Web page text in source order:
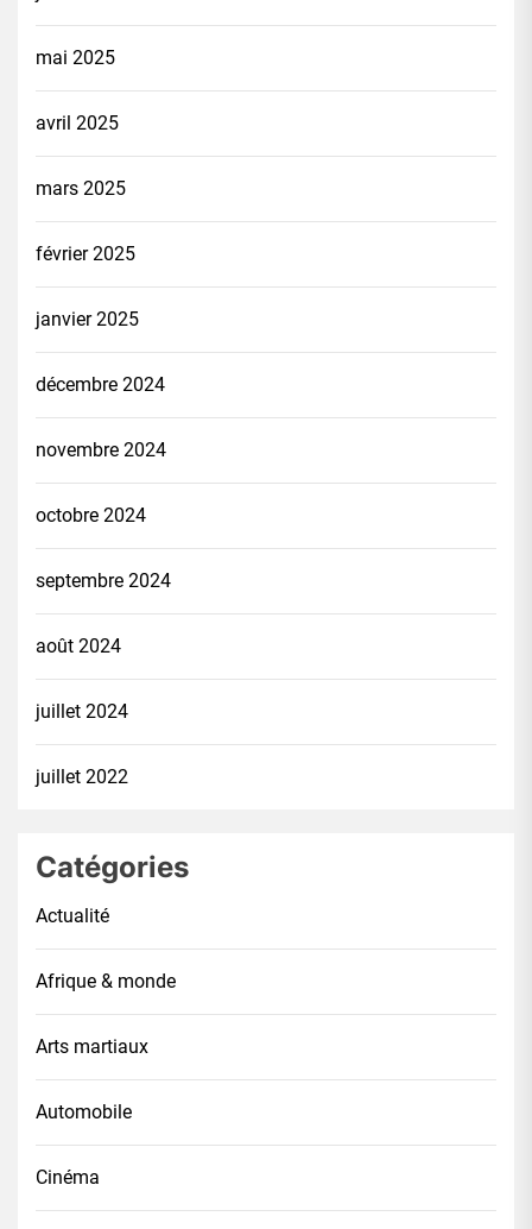
mai 2025
avril 2025
mars 2025
février 2025
janvier 2025
décembre 2024
novembre 2024
octobre 2024
septembre 2024
août 2024
juillet 2024
juillet 2022
Catégories
Actualité
Afrique & monde
Arts martiaux
Automobile
Cinéma